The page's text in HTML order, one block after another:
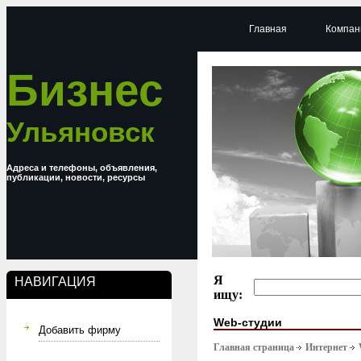
Бизнес
Ульяновск
Адреса и телефоны, объявления,
публикации, новости, ресурсы
НАВИГАЦИЯ
Добавить фирму
Главная
Я
ищу:
Web-студии
Главная страница Интернет